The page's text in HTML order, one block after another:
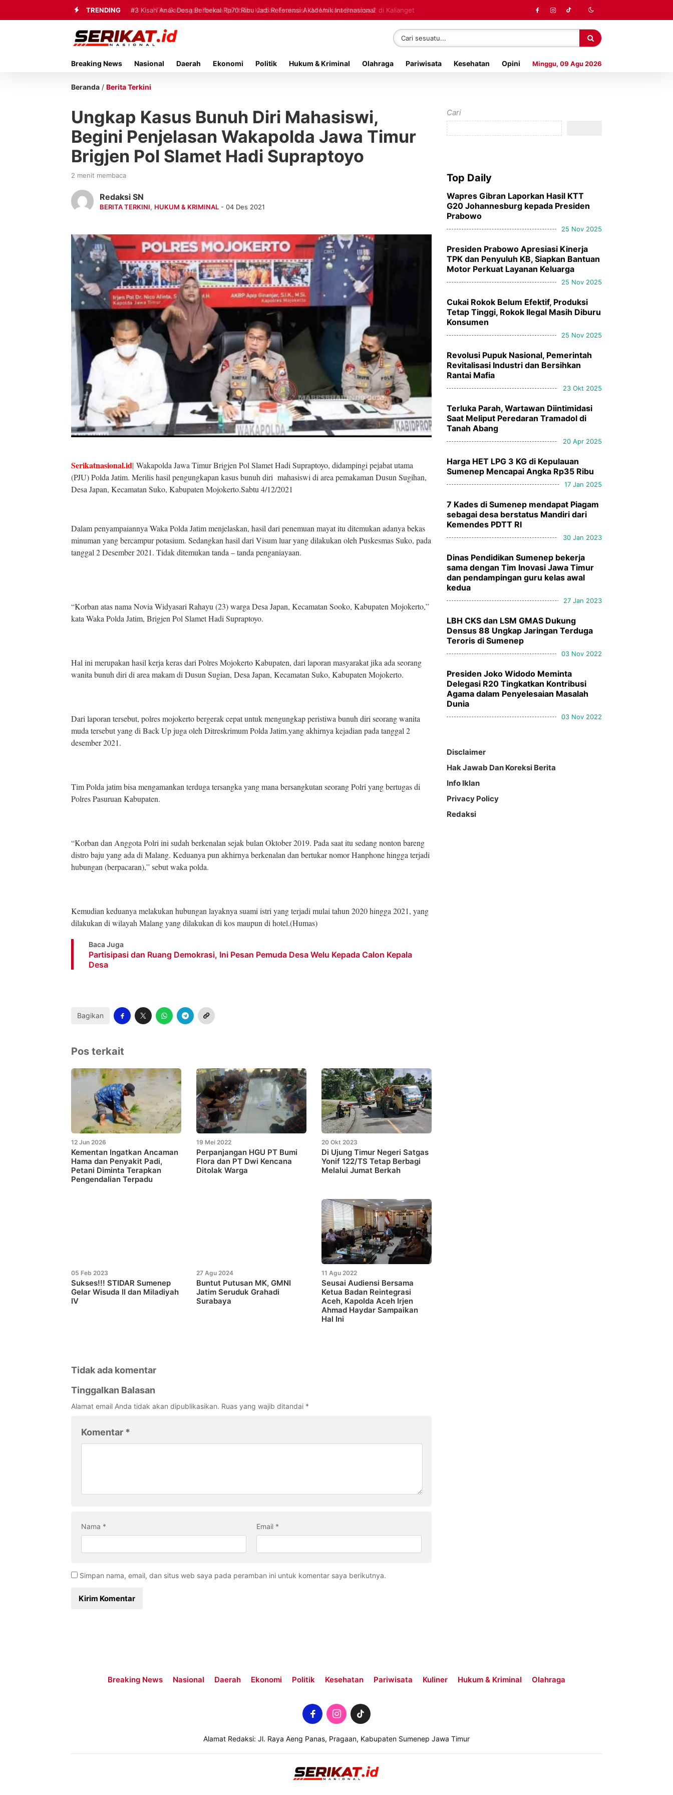
TRENDING #3 Kisah Anak Desa Berbekal Rp70 Ribu Jadi Referensi Akademik Internasional
Breaking News Nasional Daerah Ekonomi Politik Hukum & Kriminal Olahraga Pariwisata Kesehatan Opini Minggu, 09 Agu 2026
Beranda / Berita Terkini
Ungkap Kasus Bunuh Diri Mahasiswi,
Begini Penjelasan Wakapolda Jawa Timur
Brigjen Pol Slamet Hadi Supraptoyo
2 menit membaca
Redaksi SN
BERITA TERKINI, HUKUM & KRIMINAL - 04 Des 2021
Serikatnasional.id| Wakapolda Jawa Timur Brigjen Pol Slamet Hadi Supraptoyo, didampingi pejabat utama
(PJU) Polda Jatim. Merilis hasil pengungkapan kasus bunuh diri mahasiswi di area pemakaman Dusun Sugihan,
Desa Japan, Kecamatan Suko, Kabupaten Mojokerto.Sabtu 4/12/2021
Dalam penyampaiannya Waka Polda Jatim menjelaskan, hasil dari penemuan mayat itu ditemukan adanya bekas
minuman yang bercampur potasium. Sedangkan hasil dari Visum luar yang dilakukan oleh Puskesmas Suko, pada
tanggal 2 Desember 2021. Tidak ditemukan tanda – tanda penganiayaan.
“Korban atas nama Novia Widyasari Rahayu (23) warga Desa Japan, Kecamatan Sooko, Kabupaten Mojokerto,”
kata Waka Polda Jatim, Brigjen Pol Slamet Hadi Supraptoyo.
Hal ini merupakan hasil kerja keras dari Polres Mojokerto Kabupaten, dari laporan masyarakat jika ada seorang
wanita bunuh diri di area makam di Dusun Sugian, Desa Japan, Kecamatan Suko, Kabupaten Mojokerto.
Dari laporan tersebut, polres mojokerto bergerak cepat untuk mengungkap peristiwa bunuh diri seorang wanita
muda tersebut yang di Back Up juga oleh Ditreskrimum Polda Jatim.yang akhirnya kejadian pada tanggal 2
desember 2021.
Tim Polda jatim bisa mengamankan terduga tersangka yang mana bersangkutan seorang Polri yang bertugas di
Polres Pasuruan Kabupaten.
“Korban dan Anggota Polri ini sudah berkenalan sejak bulan Oktober 2019. Pada saat itu sedang nonton bareng
distro baju yang ada di Malang. Keduanya pun akhirnya berkenalan dan bertukar nomor Hanphone hingga terjadi
hubungan (berpacaran),” sebut waka polda.
Kemudian keduanya melakukan hubungan layaknya suami istri yang terjadi mulai tahun 2020 hingga 2021, yang
dilakukan di wilayah Malang yang dilakukan di kos maupun di hotel.(Humas)
Baca Juga
Partisipasi dan Ruang Demokrasi, Ini Pesan Pemuda Desa Welu Kepada Calon Kepala
Desa
Bagikan
Pos terkait
12 Jun 2026
Kementan Ingatkan Ancaman
Hama dan Penyakit Padi,
Petani Diminta Terapkan
Pengendalian Terpadu
19 Mei 2022
Perpanjangan HGU PT Bumi
Flora dan PT Dwi Kencana
Ditolak Warga
20 Okt 2023
Di Ujung Timur Negeri Satgas
Yonif 122/TS Tetap Berbagi
Melalui Jumat Berkah
05 Feb 2023
Sukses!!! STIDAR Sumenep
Gelar Wisuda II dan Miladiyah
IV
27 Agu 2024
Buntut Putusan MK, GMNI
Jatim Seruduk Grahadi
Surabaya
11 Agu 2022
Seusai Audiensi Bersama
Ketua Badan Reintegrasi
Aceh, Kapolda Aceh Irjen
Ahmad Haydar Sampaikan
Hal Ini
Tidak ada komentar
Tinggalkan Balasan
Alamat email Anda tidak akan dipublikasikan. Ruas yang wajib ditandai *
Komentar *
Nama * Email *
Simpan nama, email, dan situs web saya pada peramban ini untuk komentar saya berikutnya.
Cari
Top Daily
Wapres Gibran Laporkan Hasil KTT
G20 Johannesburg kepada Presiden
Prabowo
25 Nov 2025
Presiden Prabowo Apresiasi Kinerja
TPK dan Penyuluh KB, Siapkan Bantuan
Motor Perkuat Layanan Keluarga
25 Nov 2025
Cukai Rokok Belum Efektif, Produksi
Tetap Tinggi, Rokok Ilegal Masih Diburu
Konsumen
25 Nov 2025
Revolusi Pupuk Nasional, Pemerintah
Revitalisasi Industri dan Bersihkan
Rantai Mafia
23 Okt 2025
Terluka Parah, Wartawan Diintimidasi
Saat Meliput Peredaran Tramadol di
Tanah Abang
20 Apr 2025
Harga HET LPG 3 KG di Kepulauan
Sumenep Mencapai Angka Rp35 Ribu
17 Jan 2025
7 Kades di Sumenep mendapat Piagam
sebagai desa berstatus Mandiri dari
Kemendes PDTT RI
30 Jan 2023
Dinas Pendidikan Sumenep bekerja
sama dengan Tim Inovasi Jawa Timur
dan pendampingan guru kelas awal
kedua
27 Jan 2023
LBH CKS dan LSM GMAS Dukung
Densus 88 Ungkap Jaringan Terduga
Teroris di Sumenep
03 Nov 2022
Presiden Joko Widodo Meminta
Delegasi R20 Tingkatkan Kontribusi
Agama dalam Penyelesaian Masalah
Dunia
03 Nov 2022
Disclaimer
Hak Jawab Dan Koreksi Berita
Info Iklan
Privacy Policy
Redaksi
Breaking News Nasional Daerah Ekonomi Politik Kesehatan Pariwisata Kuliner Hukum & Kriminal Olahraga
Alamat Redaksi: Jl. Raya Aeng Panas, Pragaan, Kabupaten Sumenep Jawa Timur